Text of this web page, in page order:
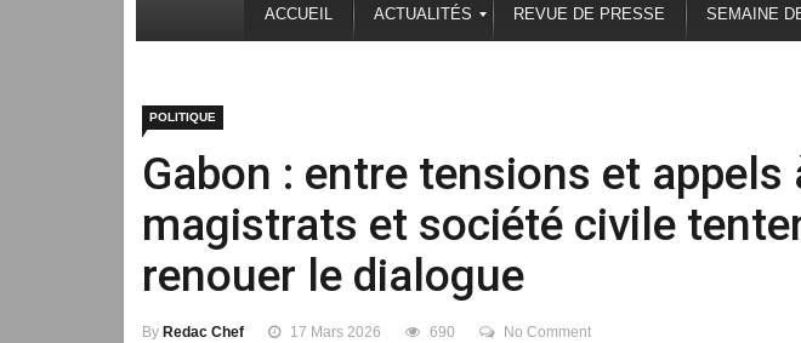
ACCUEIL ACTUALITÉS REVUE DE PRESSE SEMAINE
POLITIQUE
Gabon : entre tensions et appels
magistrats et société civile
renouer le dialogue
By Redac Chef 17 Mars 2026 690 No Comment